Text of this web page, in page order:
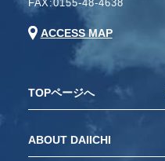
FAX:0155-48-4638
ACCESS MAP
TOPページへ
ABOUT DAIICHI